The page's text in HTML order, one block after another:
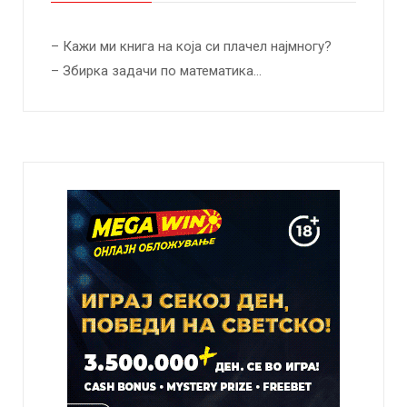
– Кажи ми книга на која си плачел најмногу?
– Збирка задачи по математика…